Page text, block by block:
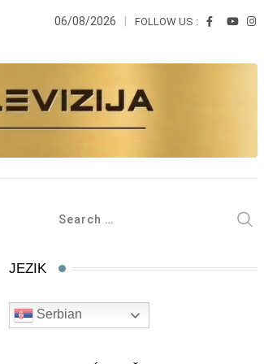
06/08/2026 FOLLOW US :
JEZIK
Serbian